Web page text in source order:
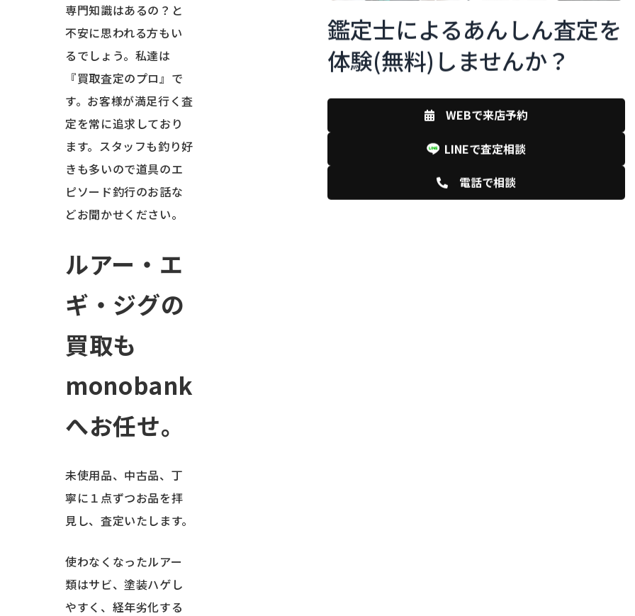
専門知識はあるの？と
不安に思われる方もい
るでしょう。私達は
『買取査定のプロ』で
す。お客様が満足行く査
定を常に追求しており
ます。スタッフも釣り好
きも多いので道具のエ
ピソード釣行のお話な
どお聞かせください。
ルアー・エ
ギ・ジグの
買取も
monobank
へお任せ。
未使用品、中古品、丁
寧に１点ずつお品を拝
見し、査定いたします。
使わなくなったルアー
類はサビ、塗装ハゲし
やすく、経年劣化する
鑑定士によるあんしん査定を
体験(無料)しませんか？
WEBで来店予約
LINEで査定相談
電話で相談